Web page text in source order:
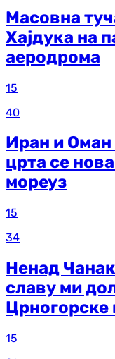
Масовна
Хајдука на
аеродрома
15
40
Иран и Оман
црта се
мореуз
15
34
Ненад
славу ми
Црногорске
15